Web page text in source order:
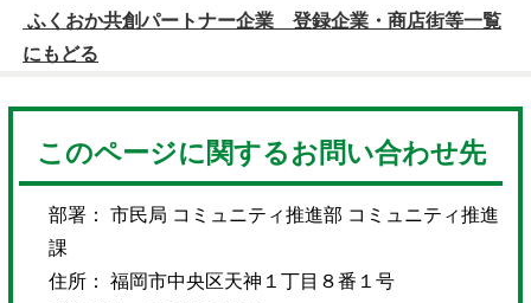
ふくおか共創パートナー企業 登録企業・商店街等一覧
にもどる
このページに関するお問い合わせ先
部署： 市民局 コミュニティ推進部 コミュニティ推進
課
住所： 福岡市中央区天神１丁目８番１号